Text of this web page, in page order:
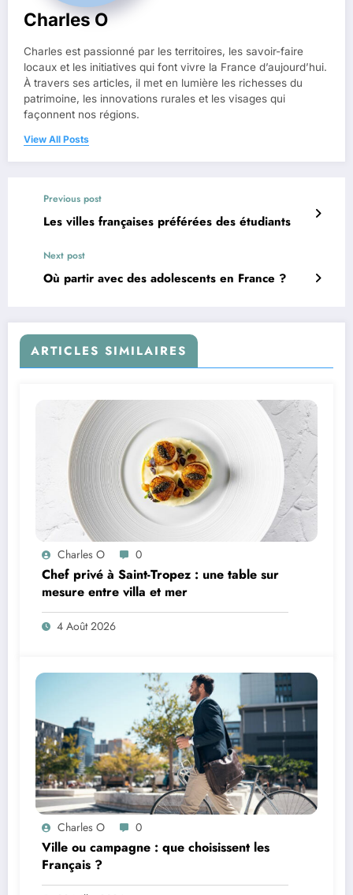
Charles O
Charles est passionné par les territoires, les savoir-faire
locaux et les initiatives qui font vivre la France d’aujourd’hui.
À travers ses articles, il met en lumière les richesses du
patrimoine, les innovations rurales et les visages qui
façonnent nos régions.
View All Posts
Previous post
Les villes françaises préférées des étudiants
Next post
Où partir avec des adolescents en France ?
ARTICLES SIMILAIRES
Charles O 0
Chef privé à Saint-Tropez : une table sur
mesure entre villa et mer
4 Août 2026
Charles O 0
Ville ou campagne : que choisissent les
Français ?